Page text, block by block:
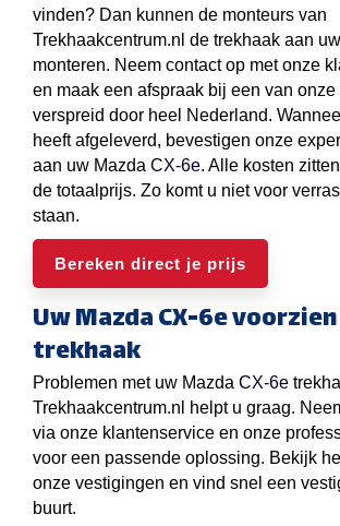
vinden? Dan kunnen de monteurs van
Trekhaakcentrum.nl de trekhaak aan
monteren. Neem contact op met onze
en maak een afspraak bij een van
verspreid door heel Nederland.
heeft afgeleverd, bevestigen onze
aan uw Mazda CX-6e. Alle kosten
de totaalprijs. Zo komt u niet voor
staan.
Bereken direct je prijs
Uw Mazda CX-6e
trekhaak
Problemen met uw Mazda CX-6e
Trekhaakcentrum.nl helpt u graag.
via onze klantenservice en onze
voor een passende oplossing. Bekijk
onze vestigingen en vind snel een
buurt.